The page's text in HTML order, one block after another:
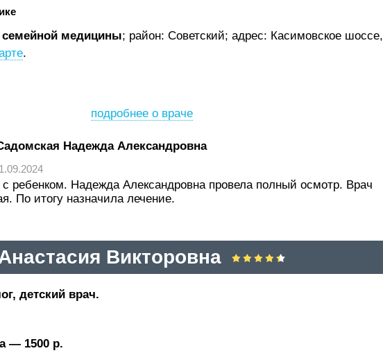
медицины; район: Советский; адрес: Касимовское шоссе,
.
подробнее о враче
Надежда Александровна
ребенком. Надежда Александровна провела полный осмотр. Врач
По итогу назначила лечение.
Викторовна
детский врач.
— 1500 р.